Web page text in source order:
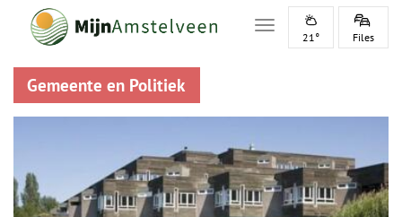
Toggle navigation
21° Files
Gemeente en Politiek